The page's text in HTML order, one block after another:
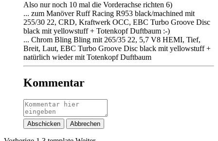
Also nur noch 10 mal die Vorderachse richten 6)
... zum Manöver Ruff Racing R953 black/machined mit
255/30 22, CRD, Kraftwerk OCC, EBC Turbo Groove Disc
black mit yellowstuff + Totenkopf Duftbaum :-)
... Chrom Bling Bling mit 265/35 22, 5,7 V8 HEMI, Tief,
Breit, Laut, EBC Turbo Groove Disc black mit yellowstuff +
natürlich wieder mit Totenkopf Duftbaum
Kommentar
Abschicken Abbrechen